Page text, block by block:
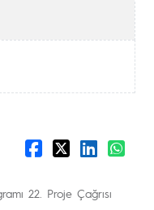
22. Proje Çağrısı